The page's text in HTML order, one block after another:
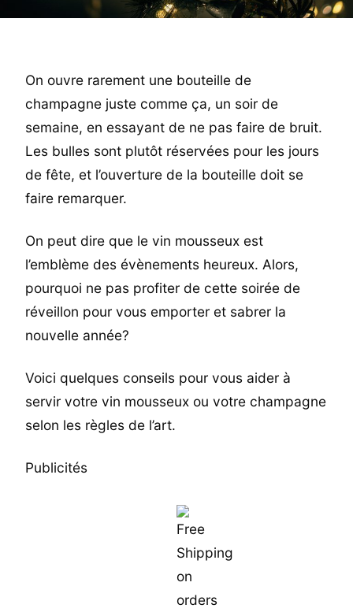
On ouvre rarement une bouteille de
champagne juste comme ça, un soir de
semaine, en essayant de ne pas faire de bruit.
Les bulles sont plutôt réservées pour les jours
de fête, et l’ouverture de la bouteille doit se
faire remarquer.
On peut dire que le vin mousseux est
l’emblème des évènements heureux. Alors,
pourquoi ne pas profiter de cette soirée de
réveillon pour vous emporter et sabrer la
nouvelle année?
Voici quelques conseils pour vous aider à
servir votre vin mousseux ou votre champagne
selon les règles de l’art.
Publicités